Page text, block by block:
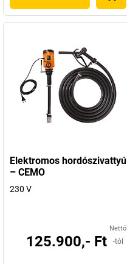
Elektromos hordószivattyú
– CEMO
230 V
Nettó
125.900,- Ft -tól